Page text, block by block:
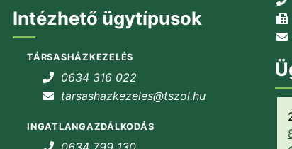
Intézhető ügytípusok
TÁRSASHÁZKEZELÉS
0634 316 022
tarsashazkezeles@tszol.hu
INGATLANGAZDÁLKODÁS